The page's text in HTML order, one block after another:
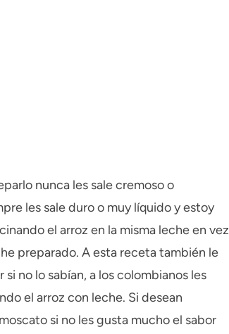
nunca les sale cremoso o
les sale duro o muy líquido y estoy
el arroz en la misma leche en vez
preparado. A esta receta también le
no lo sabían, a los colombianos les
el arroz con leche. Si desean
si no les gusta mucho el sabor